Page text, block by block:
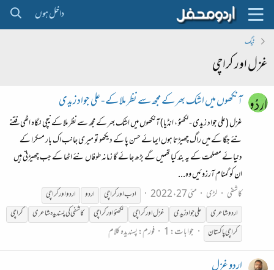
داخل ہوں
ٹیگ
غزل اور کراچی
آنکھوں میں اشک بھر کے مجھ سے نظر ملا کے - علی جواد زیدی
غزل (علی جواد زیدی - لکھنؤ ، انڈیا) آنکھوں میں اشک بھر کے مجھ سے نظر ملا کے نیچی نگاہ اٹھی فتنے
نئے جگا کے میں راگ چھیڑتا ہوں ایمائے حسن پا کے دیکھو تو میری جانب اک بار مسکرا کے
دنیائے مصلحت کے یہ بند کیا تھمیں گے بڑھ جائے گا زمانہ طوفاں نئے اٹھا کے جب چھیڑتی ہیں
ان کو گمنام آرزوئیں وہ...
کاشفی
لڑی مئی 27، 2022 ادباورکراچی اردو اردواورکراچی
اردوشاعری
علی جواد زیدی غزلاورکراچی لکھنؤاورکراچی کاشفی کی پسندیدہ شاعری
کراچی
کراچیپاکستان جوابات: 1 فورم:پسندیدہ کلام